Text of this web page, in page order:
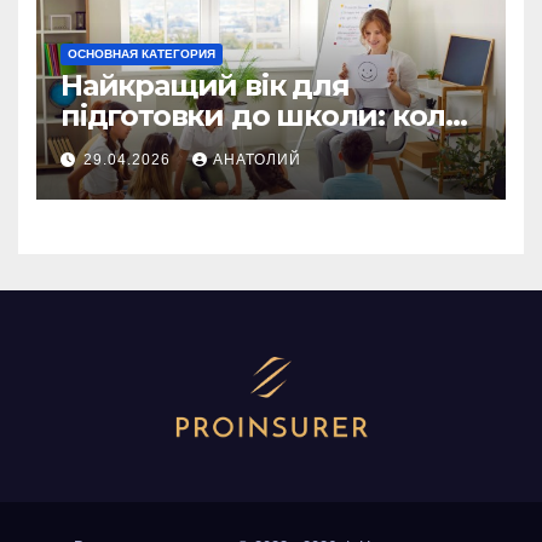
ОСНОВНАЯ КАТЕГОРИЯ
Найкращий вік для
підготовки до школи: коли
починати без стресу
29.04.2026 АНАТОЛИЙ